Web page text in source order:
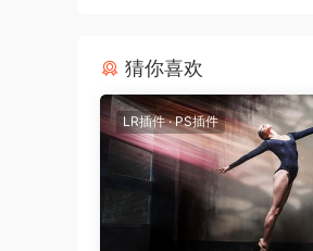
请注意：在使用ON1
是专业摄影师还是摄影爱
行，也可作为PS的插件使
猜你喜欢
LR插件·PS插件